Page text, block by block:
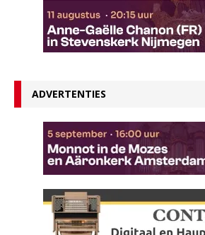
ADVERTENTIES